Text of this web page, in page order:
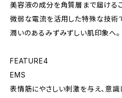
美容液の成分を角質層まで届ける
微弱な電流を活用した特殊な技術で
潤いのあるみずみずしい肌印象へ。
FEATURE4
EMS
表情筋にやさしい刺激を与え、意識